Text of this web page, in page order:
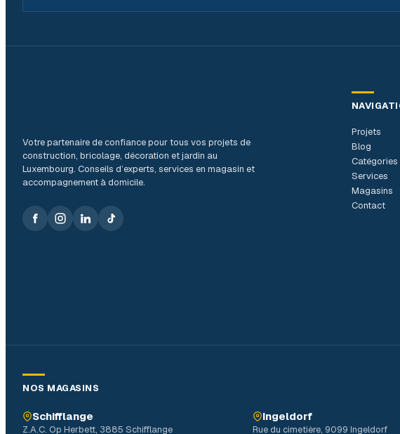
Votre partenaire de confiance pour tous vos projets de
construction, bricolage, décoration et jardin au
Luxembourg. Conseils d’experts, services en magasin et
accompagnement à domicile.
Projets
Blog
Catégories
Services
Magasins
Contact
NOS MAGASINS
Schifflange
Z.A.C. Op Herbett, 3885 Schifflange
Ingeldorf
Rue du cimetière, 9099 Ingeldorf